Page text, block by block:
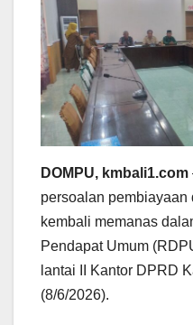
DOMPU, kmbali1.com
persoalan
kembali memanas
Pendapat Umum
lantai II Kantor DPRD
(8/6/2026).